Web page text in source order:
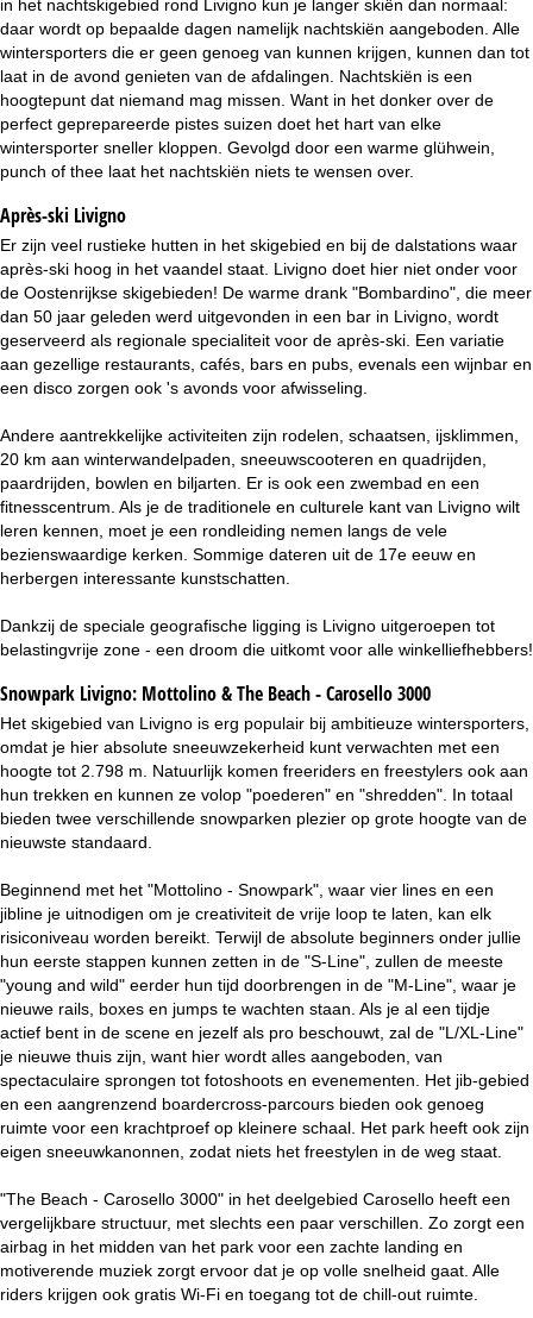
in het nachtskigebied rond Livigno kun je langer skiën dan normaal:
daar wordt op bepaalde dagen namelijk nachtskiën aangeboden. Alle
wintersporters die er geen genoeg van kunnen krijgen, kunnen dan tot
laat in de avond genieten van de afdalingen. Nachtskiën is een
hoogtepunt dat niemand mag missen. Want in het donker over de
perfect geprepareerde pistes suizen doet het hart van elke
wintersporter sneller kloppen. Gevolgd door een warme glühwein,
punch of thee laat het nachtskiën niets te wensen over.
Après-ski Livigno
Er zijn veel rustieke hutten in het skigebied en bij de dalstations waar
après-ski hoog in het vaandel staat. Livigno doet hier niet onder voor
de Oostenrijkse skigebieden! De warme drank "Bombardino", die meer
dan 50 jaar geleden werd uitgevonden in een bar in Livigno, wordt
geserveerd als regionale specialiteit voor de après-ski. Een variatie
aan gezellige restaurants, cafés, bars en pubs, evenals een wijnbar en
een disco zorgen ook 's avonds voor afwisseling.
Andere aantrekkelijke activiteiten zijn rodelen, schaatsen, ijsklimmen,
20 km aan winterwandelpaden, sneeuwscooteren en quadrijden,
paardrijden, bowlen en biljarten. Er is ook een zwembad en een
fitnesscentrum. Als je de traditionele en culturele kant van Livigno wilt
leren kennen, moet je een rondleiding nemen langs de vele
bezienswaardige kerken. Sommige dateren uit de 17e eeuw en
herbergen interessante kunstschatten.
Dankzij de speciale geografische ligging is Livigno uitgeroepen tot
belastingvrije zone - een droom die uitkomt voor alle winkelliefhebbers!
Snowpark Livigno: Mottolino & The Beach - Carosello 3000
Het skigebied van Livigno is erg populair bij ambitieuze wintersporters,
omdat je hier absolute sneeuwzekerheid kunt verwachten met een
hoogte tot 2.798 m. Natuurlijk komen freeriders en freestylers ook aan
hun trekken en kunnen ze volop "poederen" en "shredden". In totaal
bieden twee verschillende snowparken plezier op grote hoogte van de
nieuwste standaard.
Beginnend met het "Mottolino - Snowpark", waar vier lines en een
jibline je uitnodigen om je creativiteit de vrije loop te laten, kan elk
risiconiveau worden bereikt. Terwijl de absolute beginners onder jullie
hun eerste stappen kunnen zetten in de "S-Line", zullen de meeste
"young and wild" eerder hun tijd doorbrengen in de "M-Line", waar je
nieuwe rails, boxes en jumps te wachten staan. Als je al een tijdje
actief bent in de scene en jezelf als pro beschouwt, zal de "L/XL-Line"
je nieuwe thuis zijn, want hier wordt alles aangeboden, van
spectaculaire sprongen tot fotoshoots en evenementen. Het jib-gebied
en een aangrenzend boardercross-parcours bieden ook genoeg
ruimte voor een krachtproef op kleinere schaal. Het park heeft ook zijn
eigen sneeuwkanonnen, zodat niets het freestylen in de weg staat.
"The Beach - Carosello 3000" in het deelgebied Carosello heeft een
vergelijkbare structuur, met slechts een paar verschillen. Zo zorgt een
airbag in het midden van het park voor een zachte landing en
motiverende muziek zorgt ervoor dat je op volle snelheid gaat. Alle
riders krijgen ook gratis Wi-Fi en toegang tot de chill-out ruimte.